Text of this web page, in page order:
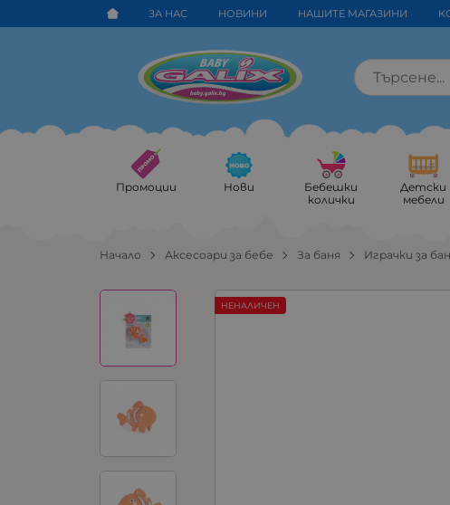
ЗА НАС НОВИНИ НАШИТЕ МАГАЗИНИ
Промоции Нови
Бебешки
колички
Детски
мебели
Начало Аксесоари за бебе За баня Играчки за
НЕНАЛИЧЕН